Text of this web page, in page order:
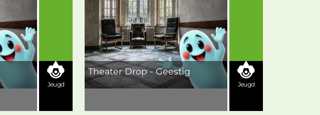
Jeugd
Theater Drop - Geestig
Jeugd